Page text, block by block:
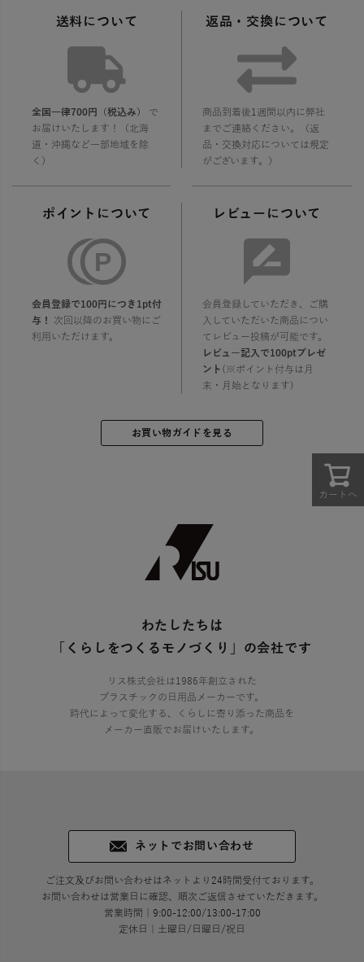
カートへ
送料について
全国一律700円（税込み）
で
お届けいたします！（北海
道・沖縄など一部地域を除
く）
返品・交換について
商品到着後1週間以内に弊社
までご連絡ください。（返
品・交換対応については規定
がございます。）
ポイントについて
会員登録で100円につき1pt付
与！
次回以降のお買い物にご
利用いただけます。
レビューについて
会員登録していただき、ご購
入していただいた商品につい
てレビュー投稿が可能です。
レビュー記入で100ptプレゼ
ント (※ポイント付与は月
末・月始となります)
お買い物ガイドを見る
わたしたちは
「くらしをつくるモノづくり」の会社です
リス株式会社は1986年創立された
プラスチックの日用品メーカーです。
時代によって変化する、くらしに寄り添った商品を
メーカー直販でお届けいたします。
ネットでお問い合わせ
ご注文及びお問い合わせはネットより24時間受付ております。
お問い合わせは営業日に確認、順次ご返信させていただきます。
営業時間｜9:00-12:00/13:00-17:00
定休日｜土曜日/日曜日/祝日